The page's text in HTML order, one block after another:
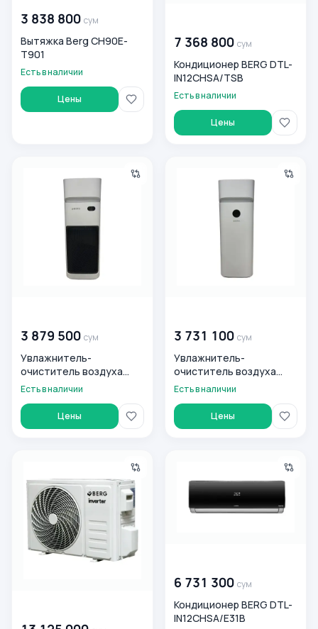
3 838 800 сум
Вытяжка Berg CH90E-
T901
Есть в наличии
Цены
7 368 800 сум
Кондиционер BERG DTL-
IN12CHSA/TSB
Есть в наличии
Цены
3 879 500 сум
Увлажнитель-
очиститель воздуха
BERG Cody Pro
Есть в наличии
Цены
3 731 100 сум
Увлажнитель-
очиститель воздуха
BERG Colin Pro
Есть в наличии
Цены
6 731 300 сум
Кондиционер BERG DTL-
IN12CHSA/E31B